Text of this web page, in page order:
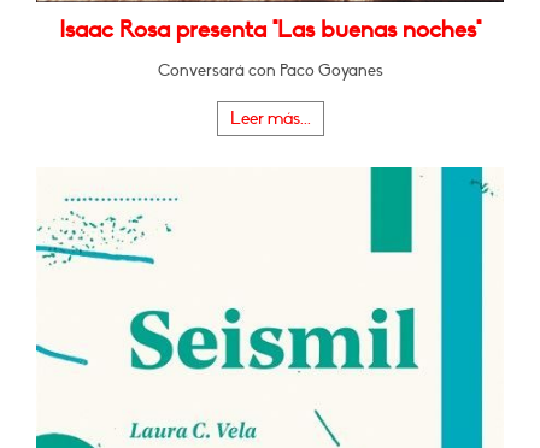
Isaac Rosa presenta "Las buenas noches"
Conversará con Paco Goyanes
Leer más...